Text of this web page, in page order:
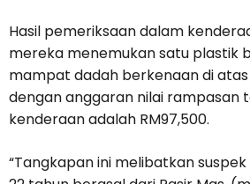
Hasil pemeriksaan dalam
mereka menemukan satu plastik
mampat dadah berkenaan di
dengan anggaran nilai rampasan
kenderaan adalah RM97,500.
“Tangkapan ini melibatkan